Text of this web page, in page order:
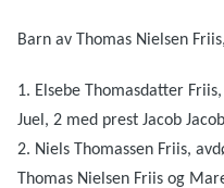
Barn av Thomas Nielsen
1. Elsebe Thomasdatter
Juel, 2 med prest Jacob
2. Niels Thomassen Friis,
Thomas Nielsen Friis og